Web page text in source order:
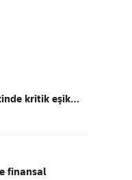
kritik eşik…
finansal